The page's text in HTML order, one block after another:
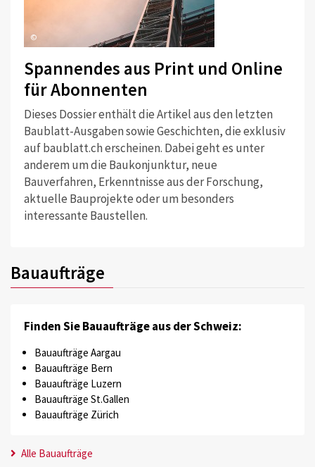
©
Spannendes aus Print und Online
für Abonnenten
Dieses Dossier enthält die Artikel aus den letzten
Baublatt-Ausgaben sowie Geschichten, die exklusiv
auf baublatt.ch erscheinen. Dabei geht es unter
anderem um die Baukonjunktur, neue
Bauverfahren, Erkenntnisse aus der Forschung,
aktuelle Bauprojekte oder um besonders
interessante Baustellen.
Bauaufträge
Finden Sie Bauaufträge aus der Schweiz:
Bauaufträge Aargau
Bauaufträge Bern
Bauaufträge Luzern
Bauaufträge St.Gallen
Bauaufträge Zürich
Alle Bauaufträge